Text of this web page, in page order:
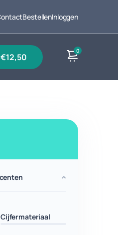
BestellenInloggen
0
Cijfermateriaal